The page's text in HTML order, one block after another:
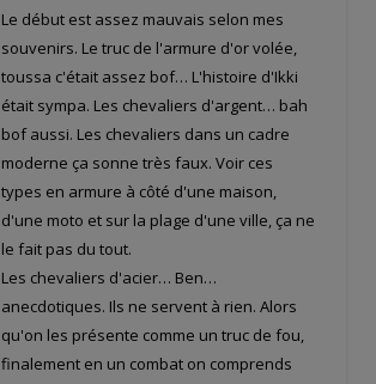
Le début est assez mauvais selon mes
souvenirs. Le truc de l'armure d'or volée,
toussa c'était assez bof… L'histoire d'Ikki
était sympa. Les chevaliers d'argent… bah
bof aussi. Les chevaliers dans un cadre
moderne ça sonne très faux. Voir ces
types en armure à côté d'une maison,
d'une moto et sur la plage d'une ville, ça ne
le fait pas du tout.
Les chevaliers d'acier… Ben…
anecdotiques. Ils ne servent à rien. Alors
qu'on les présente comme un truc de fou,
finalement en un combat on comprends